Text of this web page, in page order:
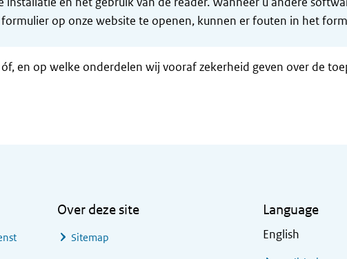
op onze website te openen, kunnen er fouten in het
en op welke onderdelen wij vooraf zekerheid geven over de
Over deze site
Sitemap
Language
English